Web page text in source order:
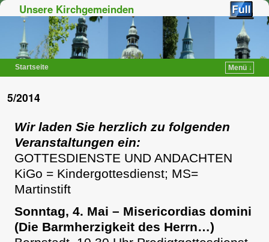
Unsere Kirchgemeinden
Startseite
Menü ↓
5/2014
Wir laden Sie herzlich zu folgenden
Veranstaltungen ein:
GOTTESDIENSTE UND ANDACHTEN
KiGo = Kindergottesdienst; MS=
Martinstift
Sonntag, 4. Mai – Misericordias domini
(Die Barmherzigkeit des Herrn…)